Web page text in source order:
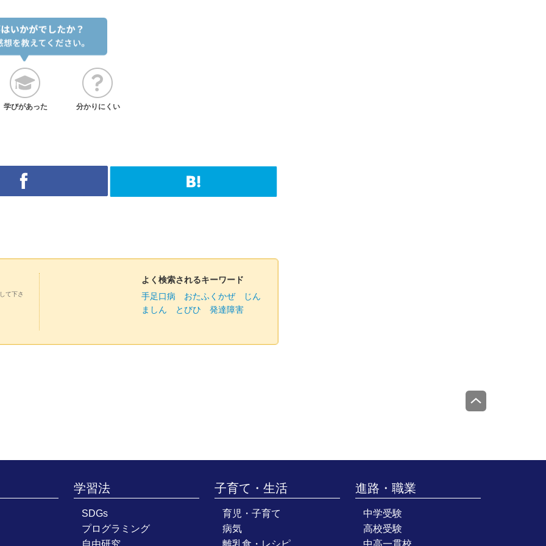
学びがあった 分かりにくい
て下さ
よく検索されるキーワード
手足口病
おたふくかぜ
じん
ましん
とびひ 発達障害
学習法
SDGs
プログラミング
自由研究
子育て・生活
育児・子育て
病気
離乳食・レシピ
進路・職業
中学受験
高校受験
中高一貫校